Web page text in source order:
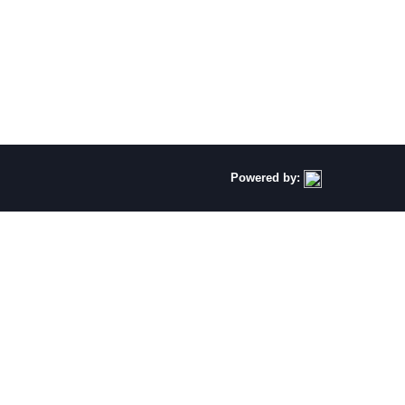
Powered by: